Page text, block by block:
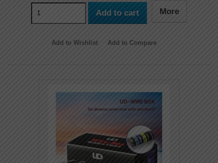
Add to cart More
Add to Wishlist Add to Compare